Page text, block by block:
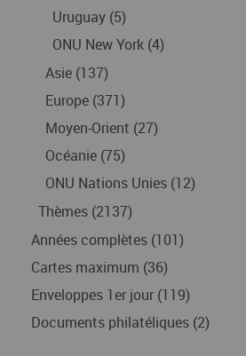
Uruguay (5)
ONU New York (4)
Asie (137)
Europe (371)
Moyen-Orient (27)
Océanie (75)
ONU Nations Unies (12)
Thèmes (2137)
Années complètes (101)
Cartes maximum (36)
Enveloppes 1er jour (119)
Documents philatéliques (2)